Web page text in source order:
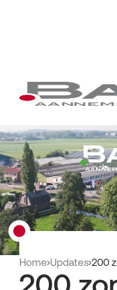
Home Updates 200